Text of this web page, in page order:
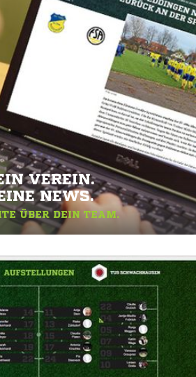
VEREIN.
NEWS.
ÜBER DEIN TEAM.